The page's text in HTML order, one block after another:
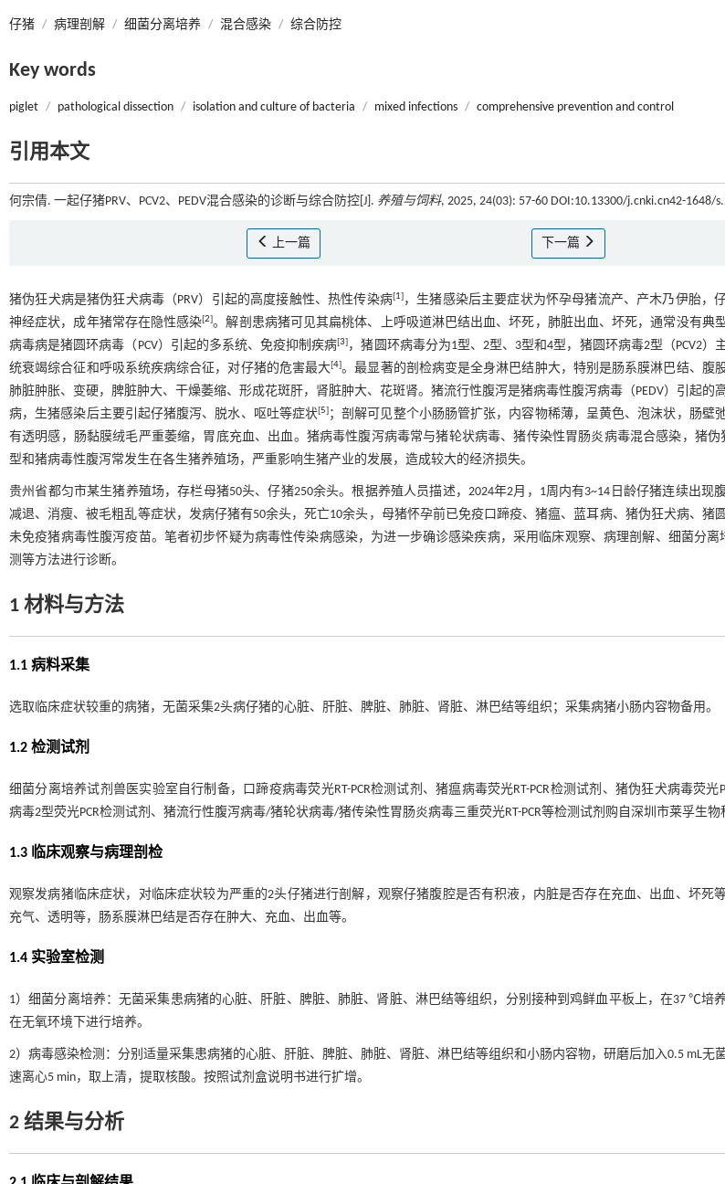
仔猪 / 病理剖解 / 细菌分离培养 / 混合感染 / 综合防控
Key words
piglet / pathological dissection / isolation and culture of bacteria / mixed infections / comprehensive prevention and control
引用本文
何宗倩. 一起仔猪PRV、PCV2、PEDV混合感染的诊断与综合防控[J]. 养殖与饲料, 2025, 24(03): 57-60 DOI:10.13300/j.cnki.cn42-1648/
上一篇 下一篇
猪伪狂犬病是猪伪狂犬病毒（PRV）引起的高度接触性、热性传染病[1]，生猪感染后主要症状为怀孕母猪流产、产木乃伊胎，
神经症状，成年猪常存在隐性感染[2]。解剖患病猪可见其扁桃体、上呼吸道淋巴结出血、坏死，肺脏出血、坏死，通常没有典
病毒病是猪圆环病毒（PCV）引起的多系统、免疫抑制疾病[3] ，猪圆环病毒分为1型、2型、3型和4型，猪圆环病毒2型（PCV2）
统衰竭综合征和呼吸系统疾病综合征，对仔猪的危害最大[4]。最显著的剖检病变是全身淋巴结肿大，特别是肠系膜淋巴结、腹
肺脏肿胀、变硬，脾脏肿大、干燥萎缩、形成花斑肝，肾脏肿大、花斑肾。猪流行性腹泻是猪病毒性腹泻病毒（PEDV）引起的
病，生猪感染后主要引起仔猪腹泻、脱水、呕吐等症状[5] ；剖解可见整个小肠肠管扩张，内容物稀薄，呈黄色、泡沫状，肠壁
有透明感，肠黏膜绒毛严重萎缩，胃底充血、出血。猪病毒性腹泻病毒常与猪轮状病毒、猪传染性胃肠炎病毒混合感染，猪伪
型和猪病毒性腹泻常发生在各生猪养殖场，严重影响生猪产业的发展，造成较大的经济损失。
贵州省都匀市某生猪养殖场，存栏母猪50头、仔猪250余头。根据养殖人员描述，2024年2月，1周内有3~14日龄仔猪连续出现
减退、消瘦、被毛粗乱等症状，发病仔猪有50余头，死亡10余头，母猪怀孕前已免疫口蹄疫、猪瘟、蓝耳病、猪伪狂犬病、猪
未免疫猪病毒性腹泻疫苗。笔者初步怀疑为病毒性传染病感染，为进一步确诊感染疾病，采用临床观察、病理剖解、细菌分离
测等方法进行诊断。
1 材料与方法
1.1 病料采集
选取临床症状较重的病猪，无菌采集2头病仔猪的心脏、肝脏、脾脏、肺脏、肾脏、淋巴结等组织；采集病猪小肠内容物备用。
1.2 检测试剂
细菌分离培养试剂兽医实验室自行制备，口蹄疫病毒荧光RT-PCR检测试剂、猪瘟病毒荧光RT-PCR检测试剂、猪伪狂犬病毒荧光
病毒2型荧光PCR检测试剂、猪流行性腹泻病毒/猪轮状病毒/猪传染性胃肠炎病毒三重荧光RT-PCR等检测试剂购自深圳市莱孚生物
1.3 临床观察与病理剖检
观察发病猪临床症状，对临床症状较为严重的2头仔猪进行剖解，观察仔猪腹腔是否有积液，内脏是否存在充血、出血、坏死
充气、透明等，肠系膜淋巴结是否存在肿大、充血、出血等。
1.4 实验室检测
1）细菌分离培养：无菌采集患病猪的心脏、肝脏、脾脏、肺脏、肾脏、淋巴结等组织，分别接种到鸡鲜血平板上，在37 ℃培
在无氧环境下进行培养。
2）病毒感染检测：分别适量采集患病猪的心脏、肝脏、脾脏、肺脏、肾脏、淋巴结等组织和小肠内容物，研磨后加入0.5 mL无
速离心5 min，取上清，提取核酸。按照试剂盒说明书进行扩增。
2 结果与分析